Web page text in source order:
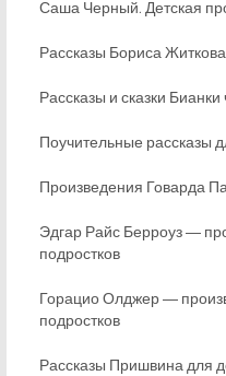
Саша Черный. Детская
Рассказы Бориса
Рассказы и сказки Бианки
Поучительные рассказы
Произведения Говарда
Эдгар Райс Берроуз ―
подростков
Горацио Олджер ―
подростков
Рассказы Пришвина для